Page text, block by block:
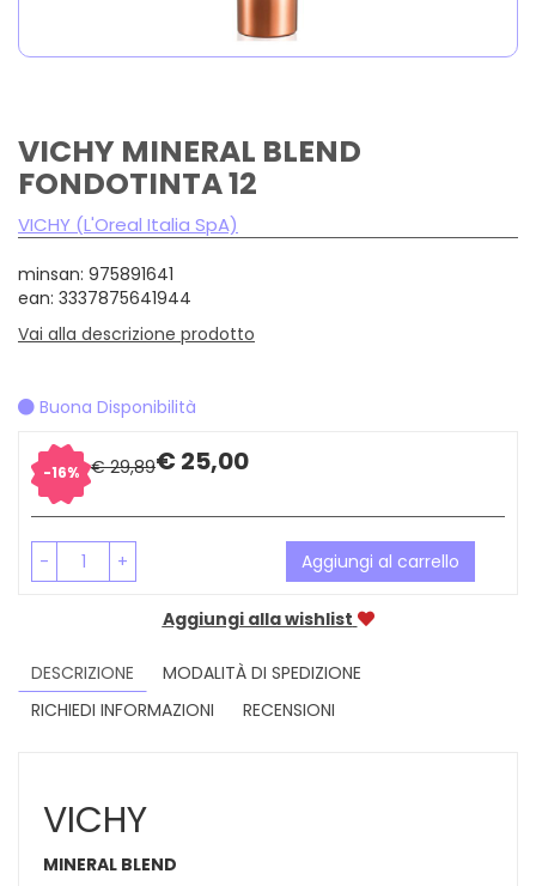
VICHY MINERAL BLEND
FONDOTINTA 12
VICHY (L'Oreal Italia SpA)
minsan: 975891641
ean: 3337875641944
Vai alla descrizione prodotto
Buona Disponibilità
Sconto
del16% € 29,89Prezzo
scontato
€ 25,00
- + Aggiungi al carrello
Aggiungi alla wishlist
DESCRIZIONE
MODALITÀ DI SPEDIZIONE
RICHIEDI INFORMAZIONI
RECENSIONI
VICHY
MINERAL BLEND